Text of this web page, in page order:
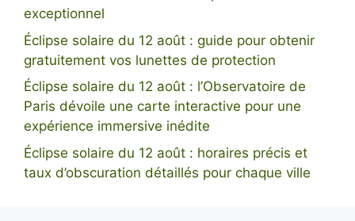
exceptionnel
Éclipse solaire du 12 août : guide pour obtenir
gratuitement vos lunettes de protection
Éclipse solaire du 12 août : l’Observatoire de
Paris dévoile une carte interactive pour une
expérience immersive inédite
Éclipse solaire du 12 août : horaires précis et
taux d’obscuration détaillés pour chaque ville